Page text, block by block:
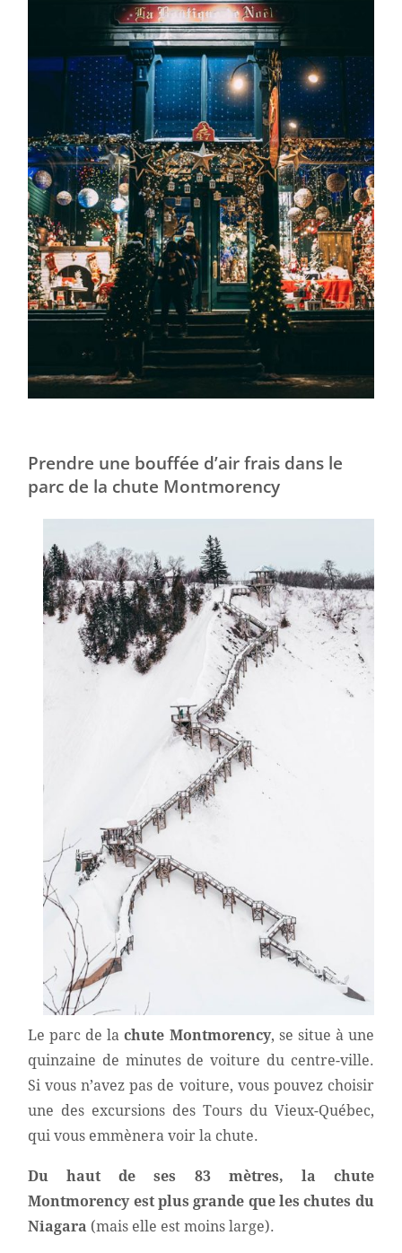
Prendre une bouffée d’air frais dans le
parc de la chute Montmorency
Le parc de lachute Montmorency, se situe à une
quinzaine de minutes de voiture du centre-ville.
Si vous n’avez pas de voiture, vous pouvez choisir
une des excursions des Tours du Vieux-Québec,
qui vous emmènera voir la chute.
Du haut de ses 83 mètres, la chute
Montmorency est plus grande que les chutes du
Niagara (mais elle est moins large).